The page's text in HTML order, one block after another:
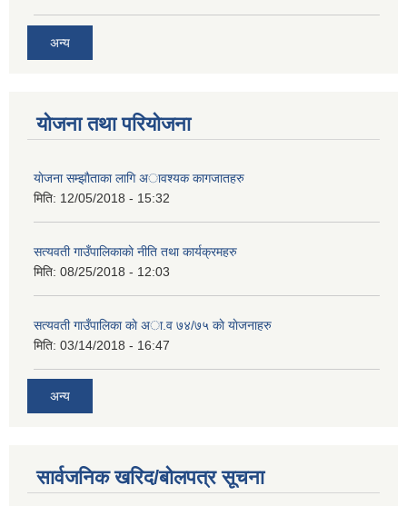
अन्य
योजना तथा परियोजना
याेजना सम्झाैताका लागि अावश्यक कागजातहरु
मिति: 12/05/2018 - 15:32
सत्यवती गाउँपालिकाकाे नीति तथा कार्यक्रमहरु
मिति: 08/25/2018 - 12:03
सत्यवती गाउँपालिका काे अा‍.व ७४/७५ काे याेजनाहरु
मिति: 03/14/2018 - 16:47
अन्य
सार्वजनिक खरिद/बोलपत्र सूचना